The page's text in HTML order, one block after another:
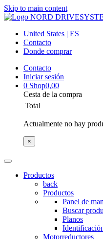
Skip to main content
United States | ES
Contacto
Donde comprar
Contacto
Iniciar sesión
0 Shop0,00
Cesta de la compra
Total
Actualmente no hay
×
Productos
back
Productos
Panel de
Buscar
Planos
Motorreductores